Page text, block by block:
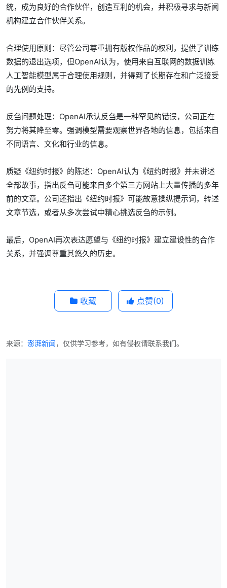
统，成为良好的合作伙伴，创造互利的机会，并积极寻求与新闻
机构建立合作伙伴关系。
合理使用原则：尽管公司尊重拥有版权作品的权利，提供了训练
数据的退出选项，但OpenAI认为，使用来自互联网的数据训练
人工智能模型属于合理使用规则，并得到了长期存在和广泛接受
的先例的支持。
反刍问题处理：OpenAI承认反刍是一种罕见的错误，公司正在
努力将其降至零。强调模型需要观察世界各地的信息，包括来自
不同语言、文化和行业的信息。
质疑《纽约时报》的陈述：OpenAI认为《纽约时报》并未讲述
全部故事，指出反刍可能来自多个第三方网站上大量传播的多年
前的文章。公司还指出《纽约时报》可能故意操纵提示词，转述
文章节选，或者从多次尝试中精心挑选反刍的示例。
最后，OpenAI再次表达愿望与《纽约时报》建立建设性的合作
关系，并强调尊重其悠久的历史。
收藏 点赞(0)
来源： 澎湃新闻，仅供学习参考，如有侵权请联系我们。